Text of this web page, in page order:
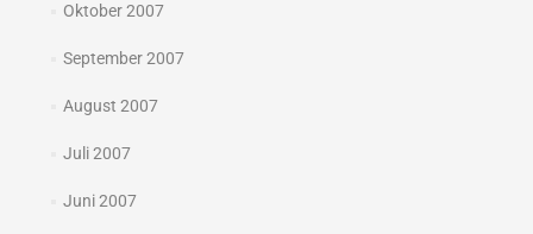
Oktober 2007
September 2007
August 2007
Juli 2007
Juni 2007